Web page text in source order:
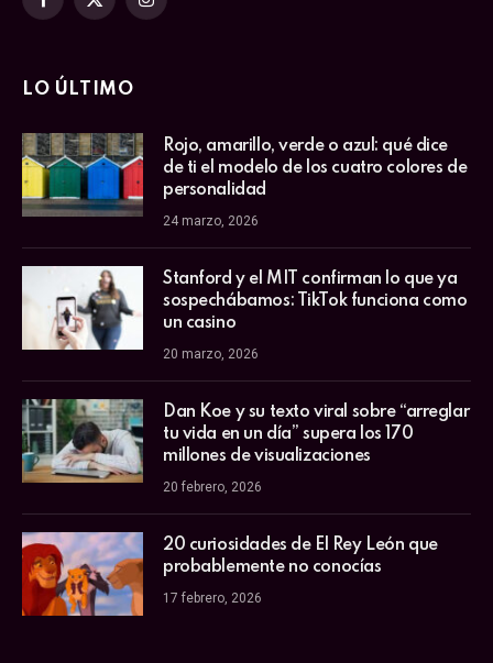
Facebook
X
Instagram
LO ÚLTIMO
Rojo, amarillo, verde o azul: qué dice
de ti el modelo de los cuatro colores de
personalidad
24 marzo, 2026
Stanford y el MIT confirman lo que ya
sospechábamos: TikTok funciona como
un casino
20 marzo, 2026
Dan Koe y su texto viral sobre “arreglar
tu vida en un día” supera los 170
millones de visualizaciones
20 febrero, 2026
20 curiosidades de El Rey León que
probablemente no conocías
17 febrero, 2026